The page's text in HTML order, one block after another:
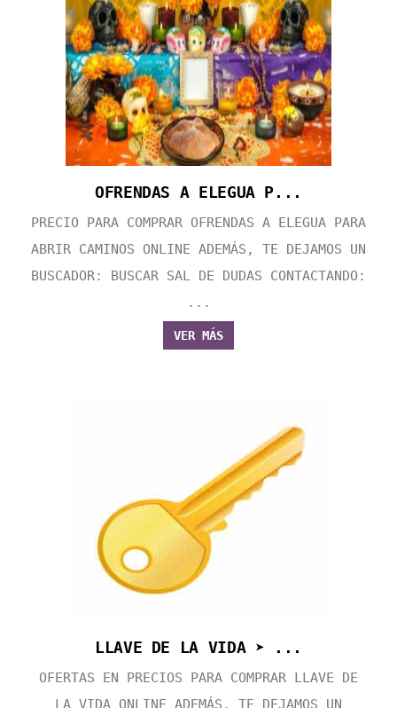
OFRENDAS A ELEGUA P...
PRECIO PARA COMPRAR OFRENDAS A ELEGUA PARA
ABRIR CAMINOS ONLINE ADEMÁS, TE DEJAMOS UN
BUSCADOR: BUSCAR SAL DE DUDAS CONTACTANDO:
...
VER MÁS
LLAVE DE LA VIDA ➤ ...
OFERTAS EN PRECIOS PARA COMPRAR LLAVE DE
LA VIDA ONLINE ADEMÁS, TE DEJAMOS UN